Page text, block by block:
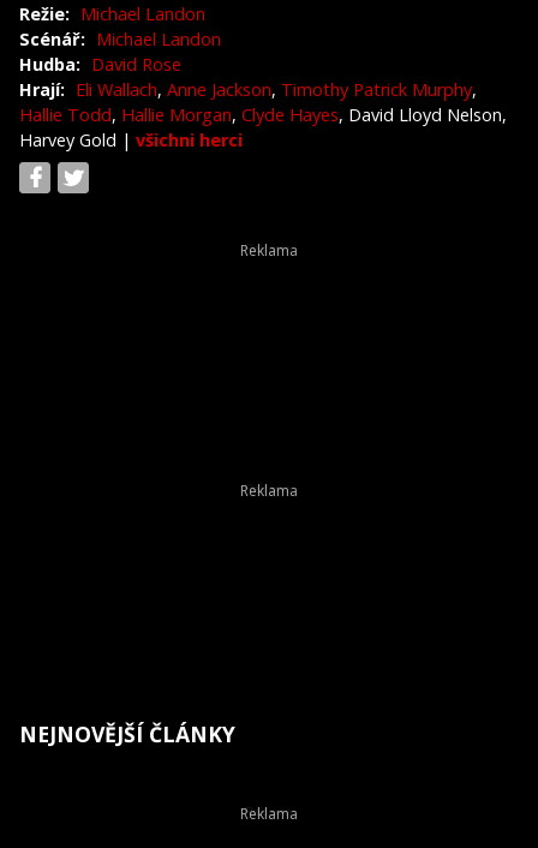
Režie: Michael Landon
Scénář: Michael Landon
Hudba: David Rose
Hrají: Eli Wallach, Anne Jackson, Timothy Patrick Murphy,
Hallie Todd, Hallie Morgan, Clyde Hayes, David Lloyd Nelson,
Harvey Gold | všichni herci
NEJNOVĚJŠÍ ČLÁNKY